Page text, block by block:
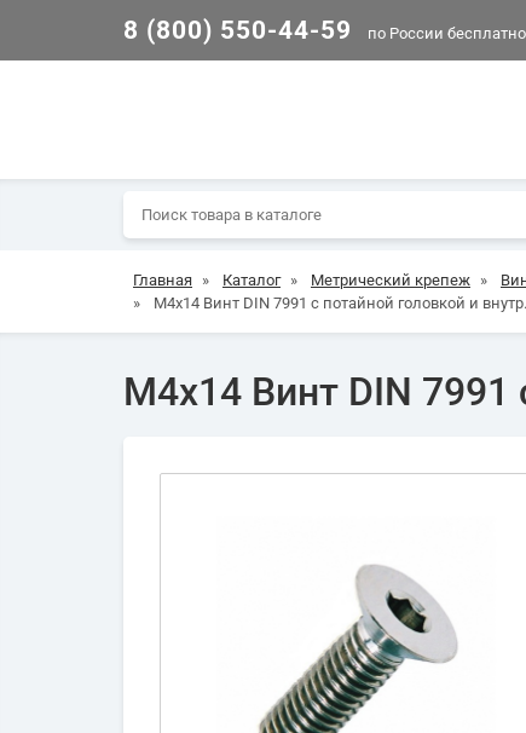
8 (800) 550-44-59 по России бесплатно
Главная » Каталог » Метрический крепеж »
»
М4х14 Винт DIN 7991 с потайной головкой и
М4х14 Винт DIN 7991